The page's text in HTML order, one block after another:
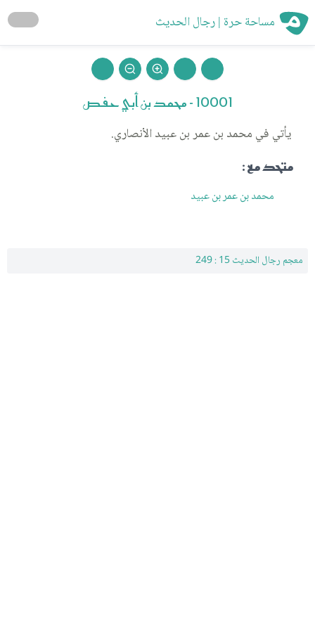
مساحة حرة | رجال الحديث
10001 - محمد بن أبي حفص
يأتي في محمد بن عمر بن عبيد الأنصاري.
متحد مع :
محمد بن عمر بن عبيد
معجم رجال الحديث 15 : 249